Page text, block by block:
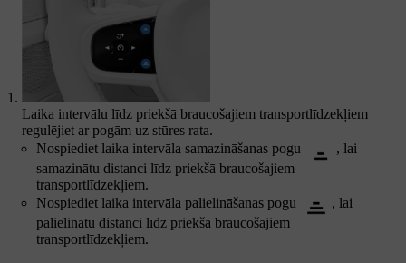
Laika intervālu līdz priekšā braucošajiem transportlīdzekļiem
regulējiet ar pogām uz stūres rata.
Nospiediet laika intervāla samazināšanas pogu
, lai
samazinātu distanci līdz priekšā braucošajiem
transportlīdzekļiem.
Nospiediet laika intervāla palielināšanas pogu
, lai
palielinātu distanci līdz priekšā braucošajiem
transportlīdzekļiem.